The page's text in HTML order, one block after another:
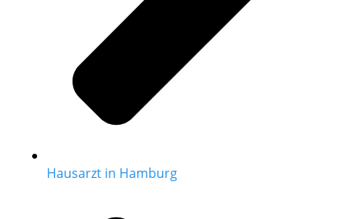
Hausarzt in Hamburg